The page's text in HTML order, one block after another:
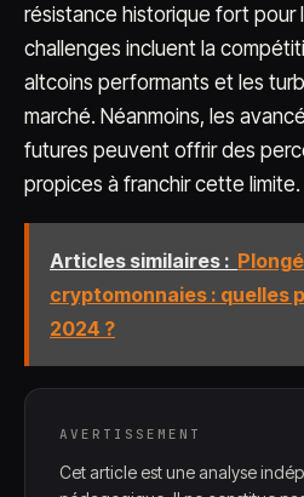
résistance historique fort pour
challenges incluent la
altcoins performants et les
marché. Néanmoins, les
futures peuvent offrir des
propices à franchir cette limite.
Articles similaires :
cryptomonnaies : quelles
2024 ?
AVERTISSEMENT
Cet article est une analyse